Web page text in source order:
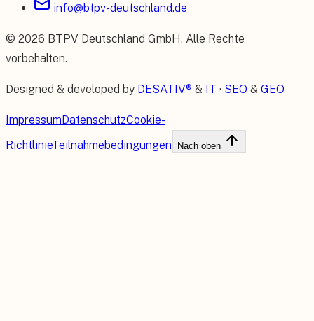
info@btpv-deutschland.de
© 2026 BTPV Deutschland GmbH. Alle Rechte
vorbehalten.
Designed & developed by DESATIV® & IT · SEO & GEO
ImpressumDatenschutzCookie-
RichtlinieTeilnahmebedingungen Nach oben